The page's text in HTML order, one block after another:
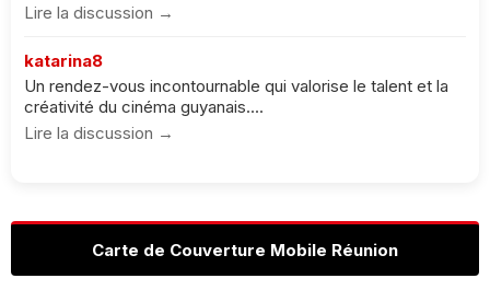
Lire la discussion →
katarina8
Un rendez-vous incontournable qui valorise le talent et la
créativité du cinéma guyanais....
Lire la discussion →
Carte de Couverture Mobile Réunion